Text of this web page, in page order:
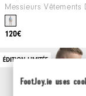
FootJoy.ie uses
Messieurs Vêtements
120€
ÉDITION LIMITÉE